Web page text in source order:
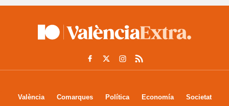
València Comarques Política Economía
Societat